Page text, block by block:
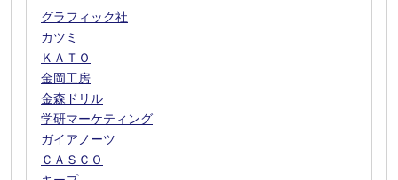
グラフィック社
カツミ
ＫＡＴＯ
金岡工房
金森ドリル
学研マーケティング
ガイアノーツ
ＣＡＳＣＯ